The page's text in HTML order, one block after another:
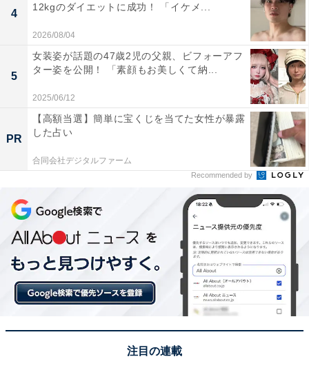
4
12kgのダイエットに成功！ 「イケメ...
2026/08/04
5
女装姿が話題の47歳2児の父親、ビフォーアフ
ター姿を公開！ 「素顔もお美しくて納...
2025/06/12
PR
【高額当選】簡単に宝くじを当てた女性が暴露
した占い
合同会社デジタルファーム
Recommended by
注目の連載